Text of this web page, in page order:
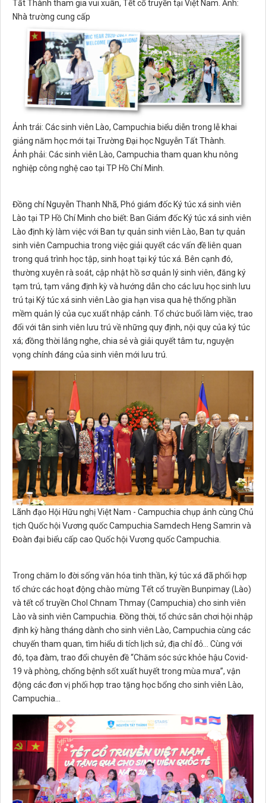
Tất Thành tham gia vui xuân, Tết cổ truyền tại Việt Nam. Ảnh:
Nhà trường cung cấp
Ảnh trái: Các sinh viên Lào, Campuchia biểu diễn trong lễ khai
giảng năm học mới tại Trường Đại học Nguyễn Tất Thành.
Ảnh phải: Các sinh viên Lào, Campuchia tham quan khu nông
nghiệp công nghệ cao tại TP Hồ Chí Minh.
Đồng chí Nguyễn Thanh Nhã, Phó giám đốc Ký túc xá sinh viên
Lào tại TP Hồ Chí Minh cho biết: Ban Giám đốc Ký túc xá sinh viên
Lào định kỳ làm việc với Ban tự quản sinh viên Lào, Ban tự quản
sinh viên Campuchia trong việc giải quyết các vấn đề liên quan
trong quá trình học tập, sinh hoạt tại ký túc xá. Bên cạnh đó,
thường xuyên rà soát, cập nhật hồ sơ quản lý sinh viên, đăng ký
tạm trú, tạm vắng định kỳ và hướng dẫn cho các lưu học sinh lưu
trú tại Ký túc xá sinh viên Lào gia hạn visa qua hệ thống phần
mềm quản lý của cục xuất nhập cảnh. Tổ chức buổi làm việc, trao
đổi với tân sinh viên lưu trú về những quy định, nội quy của ký túc
xá; đồng thời lắng nghe, chia sẻ và giải quyết tâm tư, nguyện
vọng chính đáng của sinh viên mới lưu trú.
Lãnh đạo Hội Hữu nghị Việt Nam - Campuchia chụp ảnh cùng Chủ
tịch Quốc hội Vương quốc Campuchia Samdech Heng Samrin và
Đoàn đại biểu cấp cao Quốc hội Vương quốc Campuchia.
Trong chăm lo đời sống văn hóa tinh thần, ký túc xá đã phối hợp
tổ chức các hoạt động chào mừng Tết cổ truyền Bunpimay (Lào)
và tết cổ truyền Chol Chnam Thmay (Campuchia) cho sinh viên
Lào và sinh viên Campuchia. Đồng thời, tổ chức sân chơi hội nhập
định kỳ hàng tháng dành cho sinh viên Lào, Campuchia cùng các
chuyến tham quan, tìm hiểu di tích lịch sử, địa chỉ đỏ... Cùng với
đó, tọa đàm, trao đổi chuyên đề “Chăm sóc sức khỏe hậu Covid-
19 và phòng, chống bệnh sốt xuất huyết trong mùa mưa”, vận
động các đơn vị phối hợp trao tặng học bổng cho sinh viên Lào,
Campuchia...